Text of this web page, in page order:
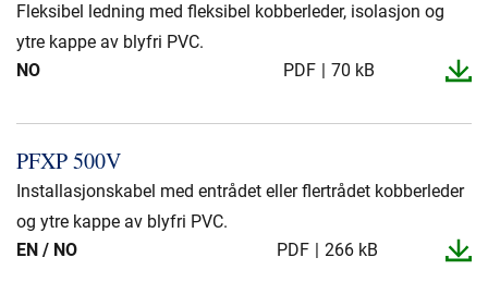
Fleksibel ledning med fleksibel kobberleder, isolasjon og
ytre kappe av blyfri PVC.
NO
PDF 70 kB
PFXP 500V
Installasjonskabel med entrådet eller flertrådet kobberleder
og ytre kappe av blyfri PVC.
EN / NO
PDF 266 kB